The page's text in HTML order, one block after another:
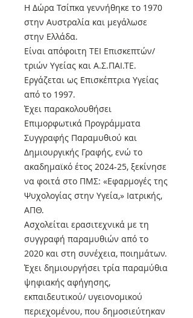
Η Δώρα Τσίπκα γεννήθηκε το 1970
στην Αυστραλία και μεγάλωσε
στην Ελλάδα.
Είναι απόφοιτη ΤΕΙ Επισκεπτών/
τριών Υγείας και Α.Σ.ΠΑΙ.ΤΕ.
Εργάζεται ως Επισκέπτρια Υγείας
από το 1997.
Έχει παρακολουθήσει
Επιμορφωτικά Προγράμματα
Συγγραφής Παραμυθιού και
Δημιουργικής Γραφής, ενώ το
ακαδημαϊκό έτος 2024-25, ξεκίνησε
να φοιτά στο ΠΜΣ: «Εφαρμογές της
Ψυχολογίας στην Υγεία,» Ιατρικής,
ΑΠΘ.
Ασχολείται ερασιτεχνικά με τη
συγγραφή παραμυθιών από το
2020 και στη συνέχεια, ποιημάτων.
Έχει δημιουργήσει τρία παραμύθια
ψηφιακής αφήγησης,
εκπαιδευτικού/ υγειονομικού
περιεχομένου, που δημοσιεύτηκαν